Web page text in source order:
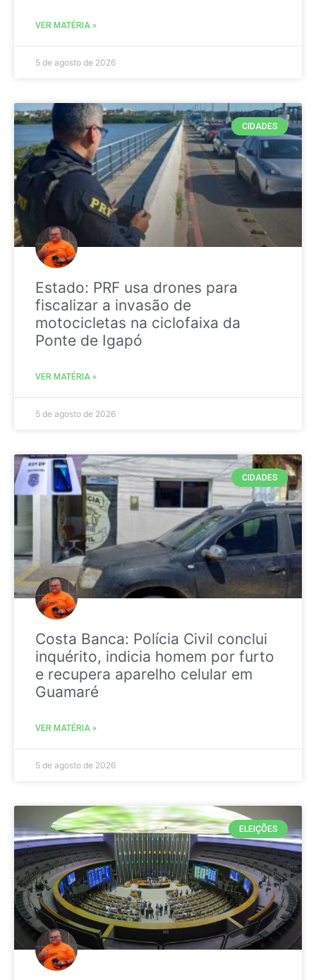
VER MATÉRIA »
5 de agosto de 2026
CIDADES
Estado: PRF usa drones para
fiscalizar a invasão de
motocicletas na ciclofaixa da
Ponte de Igapó
VER MATÉRIA »
5 de agosto de 2026
CIDADES
Costa Banca: Polícia Civil conclui
inquérito, indicia homem por furto
e recupera aparelho celular em
Guamaré
VER MATÉRIA »
5 de agosto de 2026
ELEIÇÕES